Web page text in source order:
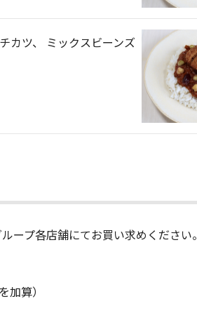
カツ、 ミックスビーンズ
プ各店舗にてお買い求めください。
算）